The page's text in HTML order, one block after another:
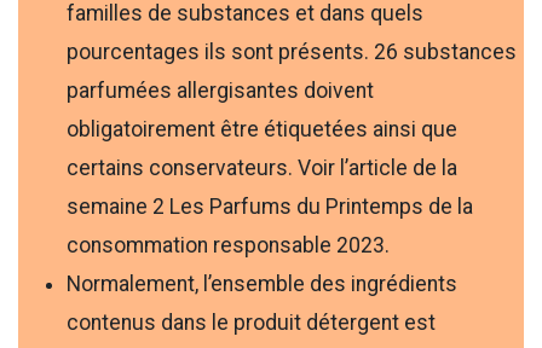
familles de substances et dans quels
pourcentages ils sont présents. 26 substances
parfumées allergisantes doivent
obligatoirement être étiquetées ainsi que
certains conservateurs. Voir l’article de la
semaine 2 Les Parfums du Printemps de la
consommation responsable 2023.
Normalement, l’ensemble des ingrédients
contenus dans le produit détergent est